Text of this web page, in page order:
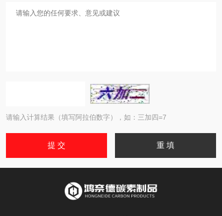
请输入计算结果（填写阿拉伯数字），如：三加四=7